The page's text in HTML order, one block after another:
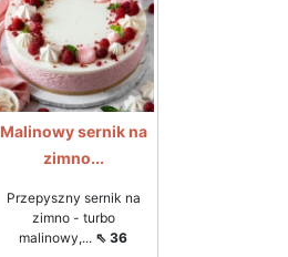
Malinowy sernik na
zimno...
Przepyszny sernik na
zimno - turbo
malinowy,... ⇖ 36